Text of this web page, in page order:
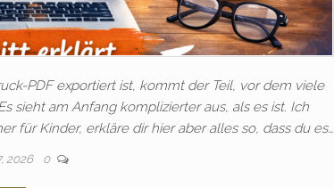
PDF exportiert ist, kommt der Teil, vor dem viele
sieht am Anfang komplizierter aus, als es ist. Ich
für Kinder, erkläre dir hier aber alles so, dass du es…
2026 0